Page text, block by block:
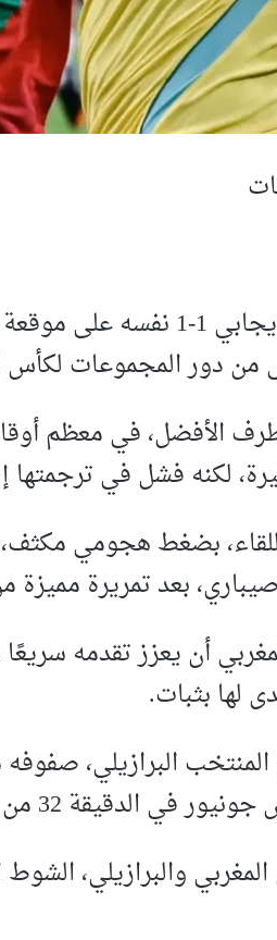
فرض التعادل الإيجابي
دور المجموعات لكأس
الأفضل، في معظم
لكنه فشل في ترجمتها
بضغط هجومي
بعد تمريرة مميزة من
أن يعزز تقدمه
لها بثبات.
البرازيلي،
32 من داخل منطقة الجزاء.
والبرازيلي،